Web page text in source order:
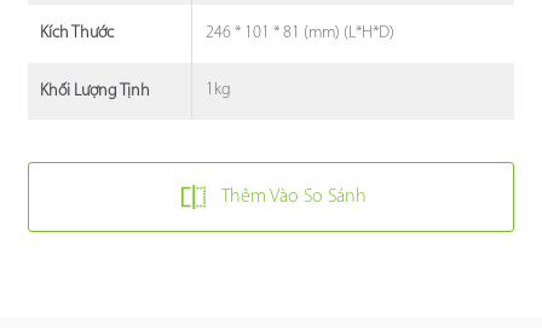
Kích Thước 246 * 101 * 81 (mm) (L*H*D)
Khối Lượng Tịnh 1kg
Thêm Vào So Sánh